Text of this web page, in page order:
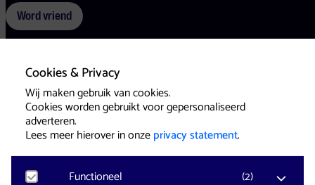
Cookies & Privacy
Wij maken gebruik van cookies.
Cookies worden gebruikt voor gepersonaliseerd
adverteren.
Lees meer hierover in onzeprivacy statement.
Functioneel (2)
Word vriend
Voorwaarden CookiesPers
Website & Identity byEagerly